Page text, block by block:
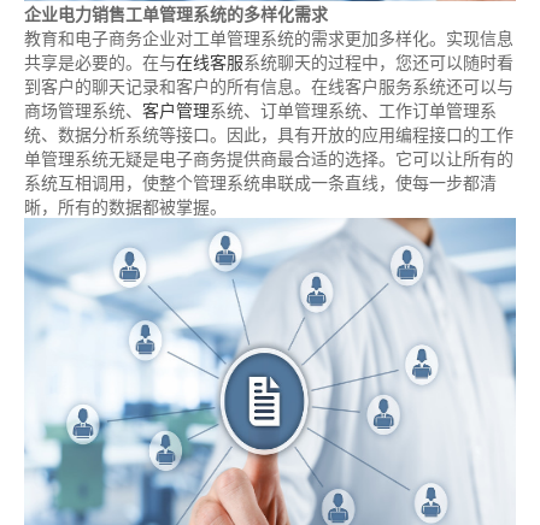
企业电力销售工单管理系统的多样化需求
教育和电子商务企业对工单管理系统的需求更加多样化。实现信息
共享是必要的。在与在线客服系统聊天的过程中，您还可以随时看
到客户的聊天记录和客户的所有信息。在线客户服务系统还可以与
商场管理系统、 客户管理系统、订单管理系统、工作订单管理系
统、数据分析系统等接口。因此，具有开放的应用编程接口的工作
单管理系统无疑是电子商务提供商最合适的选择。它可以让所有的
系统互相调用，使整个管理系统串联成一条直线，使每一步都清
晰，所有的数据都被掌握。